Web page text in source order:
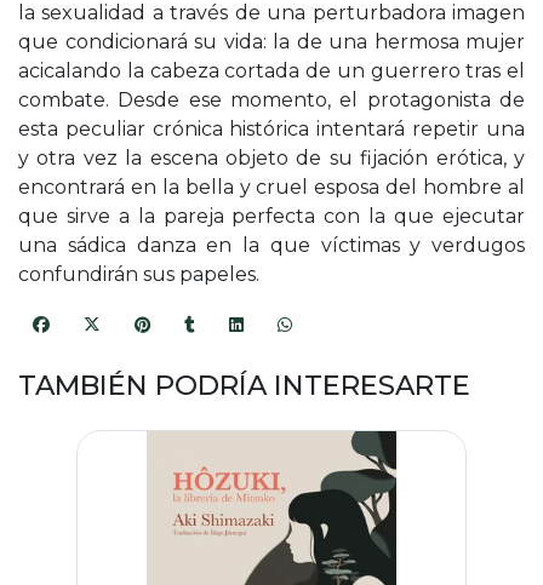
la sexualidad a través de una perturbadora imagen
que condicionará su vida: la de una hermosa mujer
acicalando la cabeza cortada de un guerrero tras el
combate. Desde ese momento, el protagonista de
esta peculiar crónica histórica intentará repetir una
y otra vez la escena objeto de su fijación erótica, y
encontrará en la bella y cruel esposa del hombre al
que sirve a la pareja perfecta con la que ejecutar
una sádica danza en la que víctimas y verdugos
confundirán sus papeles.
TAMBIÉN PODRÍA INTERESARTE